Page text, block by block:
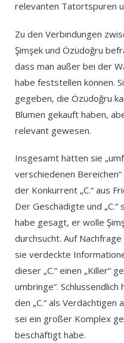
relevanten Tatortspuren
Zu den Verbindungen
Şimşek und Özüdoğru
dass man außer bei der
habe feststellen können.
gegeben, die Özüdoğru
Blumen gekauft haben,
relevant gewesen.
Insgesamt hätten sie
verschiedenen
der Konkurrent „C.“ aus
Der Geschädigte und „C.“
habe gesagt, er wolle
durchsucht. Auf
sie verdeckte
dieser „C.“ einen „Killer“
umbringe“.
den „C.“ als Verdächtigen
sei ein großer Komplex
beschäftigt habe.